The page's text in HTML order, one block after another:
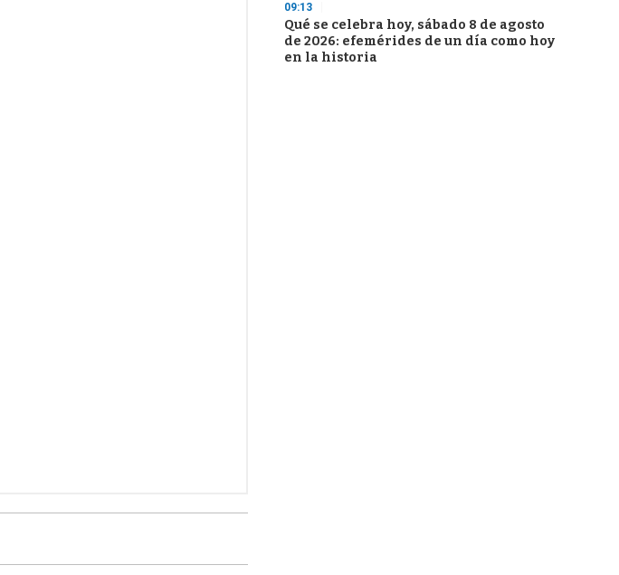
09:13
Qué se celebra hoy, sábado 8 de agosto
de 2026: efemérides de un día como hoy
en la historia